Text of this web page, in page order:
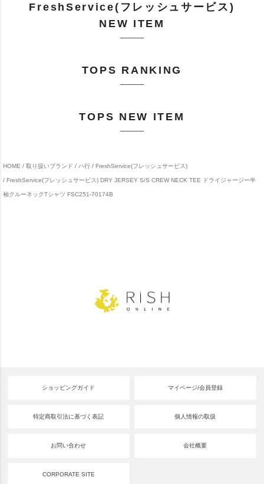
FreshService(フレッシュサービス)
NEW ITEM
TOPS RANKING
TOPS NEW ITEM
HOME 取り扱いブランド ハ行 FreshService(フレッシュサービス)
FreshService(フレッシュサービス) DRY JERSEY S/S CREW NECK TEE ドライジャージー半
袖クルーネックTシャツ FSC251-70174B
ショッピングガイド マイページ/会員登録
特定商取引法に基づく表記 個人情報の取扱
お問い合わせ 会社概要
CORPORATE SITE